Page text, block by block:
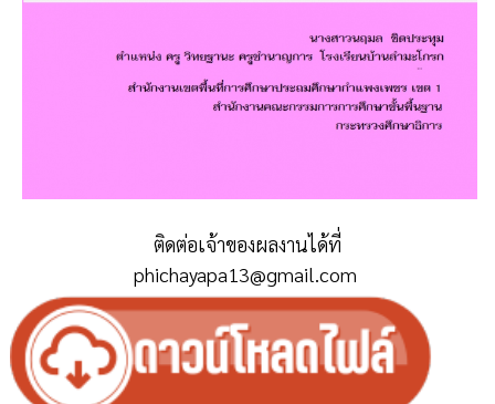
ติดต่อเจ้าของผลงานได้ที่
phichayapa13@gmail.com